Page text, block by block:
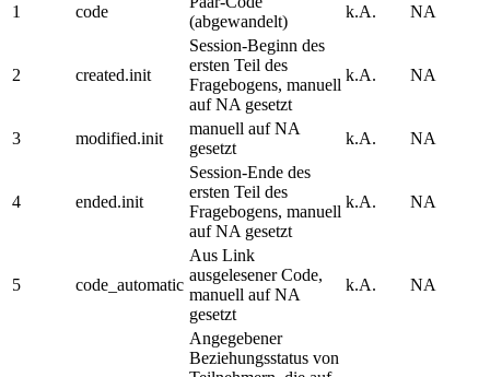
1 code
(abgewandelt)
k.A. NA
2 created.init
Session-Beginn des
ersten Teil des
Fragebogens, manuell
auf NA gesetzt
k.A. NA
3 modified.init
manuell auf NA
gesetzt
k.A. NA
4 ended.init
Session-Ende des
ersten Teil des
Fragebogens, manuell
auf NA gesetzt
k.A. NA
5 code_automatic
Aus Link
ausgelesener Code,
manuell auf NA
gesetzt
k.A. NA
Angegebener
Beziehungsstatus von